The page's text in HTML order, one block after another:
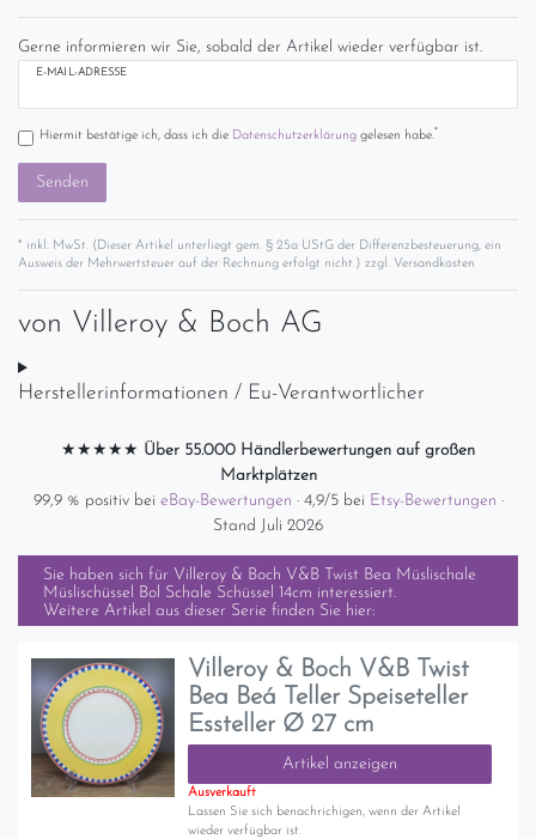
Gerne informieren wir Sie, sobald der Artikel wieder verfügbar ist.
E-MAIL-ADRESSE
Hiermit bestätige ich, dass ich die Daten­schutz­erklärunggelesen habe.*
Senden
* inkl. MwSt. (Dieser Artikel unterliegt gem. § 25a UStG der Differenzbesteuerung, ein
Ausweis der Mehrwertsteuer auf der Rechnung erfolgt nicht.) zzgl. Versandkosten
von Villeroy & Boch AG
Herstellerinformationen / Eu-Verantwortlicher
★★★★★ Über 55.000 Händlerbewertungen auf großen
Marktplätzen
99,9 % positiv bei eBay-Bewertungen · 4,9/5 bei Etsy-Bewertungen ·
Stand Juli 2026
Sie haben sich für Villeroy & Boch V&B Twist Bea Müslischale
Müslischüssel Bol Schale Schüssel 14cm interessiert.
Weitere Artikel aus dieser Serie finden Sie hier:
Villeroy & Boch V&B Twist
Bea Beá Teller Speiseteller
Essteller Ø 27 cm
Artikel anzeigen
Ausverkauft
Lassen Sie sich benachrichigen, wenn der Artikel
wieder verfügbar ist.